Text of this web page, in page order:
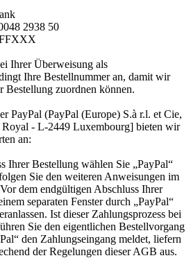
2938 50
Ihrer Überweisung als
Ihre Bestellnummer an, damit wir
Bestellung zuordnen können.
PayPal (PayPal (Europe) S.à r.l. et Cie,
- L-2449 Luxembourg] bieten wir
an:
Ihrer Bestellung wählen Sie „PayPal“
Sie den weiteren Anweisungen im
dem endgültigen Abschluss Ihrer
separaten Fenster durch „PayPal“
Ist dieser Zahlungsprozess bei
Sie den eigentlichen Bestellvorgang
den Zahlungseingang meldet, liefern
der Regelungen dieser AGB aus.